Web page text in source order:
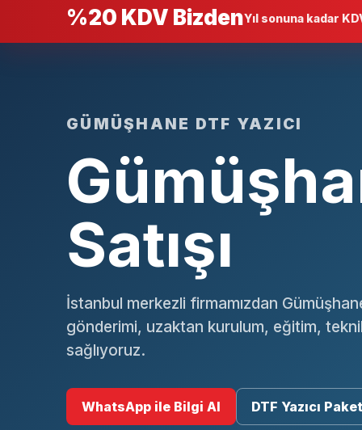
%20 KDV BizdenYıl sonuna kadar
GÜMÜŞHANE DTF YAZICI
Satışı
İstanbul merkezli firmamızdan
gönderimi, uzaktan kurulum, eğitim,
sağlıyoruz.
WhatsApp ile Bilgi Al DTF Yazıcı